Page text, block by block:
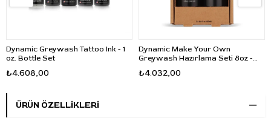
Dynamic Greywash Tattoo Ink - 1
oz. Bottle Set
₺4.608,00
Dynamic Make Your Own
Greywash Hazırlama Seti 8oz -
₺4.032,00
ÜRÜN ÖZELLIKLERI